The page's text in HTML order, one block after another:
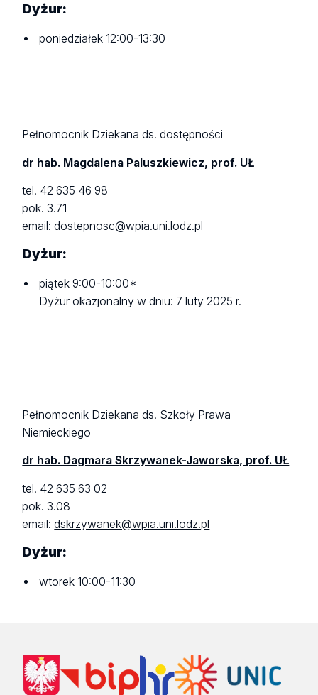
Dyżur:
poniedziałek 12:00-13:30
Pełnomocnik Dziekana ds. dostępności
dr hab. Magdalena Paluszkiewicz, prof. UŁ
tel. 42 635 46 98
pok. 3.71
email:dostepnosc@wpia.uni.lodz.pl
Dyżur:
piątek 9:00-10:00*
Dyżur okazjonalny w dniu: 7 luty 2025 r.
Pełnomocnik Dziekana ds. Szkoły Prawa
Niemieckiego
dr hab. Dagmara Skrzywanek-Jaworska, prof. UŁ
tel. 42 635 63 02
pok. 3.08
email:dskrzywanek@wpia.uni.lodz.pl
Dyżur:
wtorek 10:00-11:30